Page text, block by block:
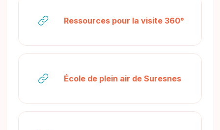
Ressources pour la visite 360°
École de plein air de SuresnesURL